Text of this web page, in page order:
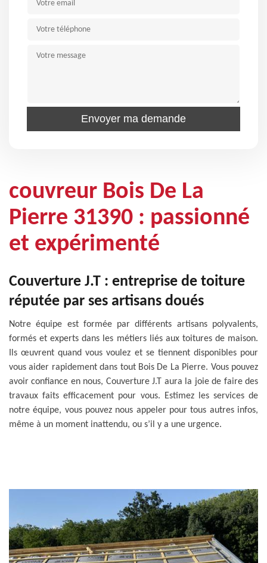
couvreur Bois De La
Pierre 31390 : passionné
et expérimenté
Couverture J.T : entreprise de toiture
réputée par ses artisans doués
Notre équipe est formée par différents artisans polyvalents,
formés et experts dans les métiers liés aux toitures de maison.
Ils œuvrent quand vous voulez et se tiennent disponibles pour
vous aider rapidement dans tout Bois De La Pierre. Vous pouvez
avoir confiance en nous, Couverture J.T aura la joie de faire des
travaux faits efficacement pour vous. Estimez les services de
notre équipe, vous pouvez nous appeler pour tous autres infos,
même à un moment inattendu, ou s’il y a une urgence.